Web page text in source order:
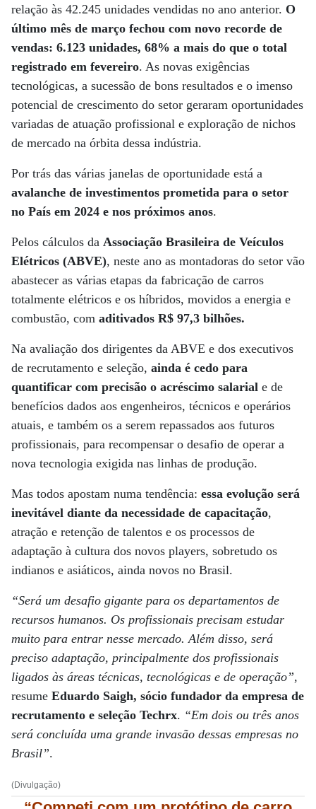
relação às 42.245 unidades vendidas no ano anterior. O
último mês de março fechou com novo recorde de
vendas: 6.123 unidades, 68% a mais do que o total
registrado em fevereiro. As novas exigências
tecnológicas, a sucessão de bons resultados e o imenso
potencial de crescimento do setor geraram oportunidades
variadas de atuação profissional e exploração de nichos
de mercado na órbita dessa indústria.
Por trás das várias janelas de oportunidade está a
avalanche de investimentos prometida para o setor
no País em 2024 e nos próximos anos.
Pelos cálculos da Associação Brasileira de Veículos
Elétricos (ABVE), neste ano as montadoras do setor vão
abastecer as várias etapas da fabricação de carros
totalmente elétricos e os híbridos, movidos a energia e
combustão, com aditivados R$ 97,3 bilhões.
Na avaliação dos dirigentes da ABVE e dos executivos
de recrutamento e seleção, ainda é cedo para
quantificar com precisão o acréscimo salarial e de
benefícios dados aos engenheiros, técnicos e operários
atuais, e também os a serem repassados aos futuros
profissionais, para recompensar o desafio de operar a
nova tecnologia exigida nas linhas de produção.
Mas todos apostam numa tendência: essa evolução será
inevitável diante da necessidade de capacitação,
atração e retenção de talentos e os processos de
adaptação à cultura dos novos players, sobretudo os
indianos e asiáticos, ainda novos no Brasil.
“Será um desafio gigante para os departamentos de
recursos humanos. Os profissionais precisam estudar
muito para entrar nesse mercado. Além disso, será
preciso adaptação, principalmente dos profissionais
ligados às áreas técnicas, tecnológicas e de operação”,
resume Eduardo Saigh, sócio fundador da empresa de
recrutamento e seleção Techrx. “Em dois ou três anos
será concluída uma grande invasão dessas empresas no
Brasil”.
(Divulgação)